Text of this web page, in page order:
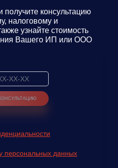
консультацию
налоговому и
узнайте стоимость
Вашего ИП или ООО
персональных данных